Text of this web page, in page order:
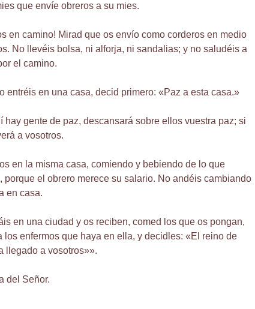
que envíe obreros a su mies.
en camino! Mirad que os envío como corderos en medio
No llevéis bolsa, ni alforja, ni sandalias; y no saludéis a
el camino.
entréis en una casa, decid primero: «Paz a esta casa.»
hay gente de paz, descansará sobre ellos vuestra paz; si
a vosotros.
en la misma casa, comiendo y bebiendo de lo que
porque el obrero merece su salario. No andéis cambiando
en casa.
en una ciudad y os reciben, comed los que os pongan,
los enfermos que haya en ella, y decidles: «El reino de
llegado a vosotros»».
del Señor.